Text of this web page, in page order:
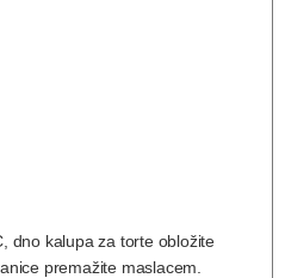
dno kalupa za torte obložite
premažite maslacem.